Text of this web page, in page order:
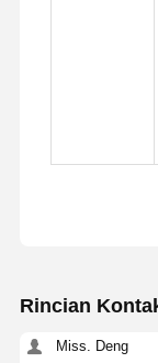
Rincian
Miss. Deng